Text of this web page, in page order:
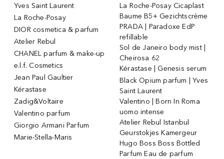
Yves Saint Laurent
La Roche-Posay
DIOR cosmetica & parfum
Atelier Rebul
CHANEL parfum & make-up
e.l.f. Cosmetics
Jean Paul Gaultier
Kérastase
Zadig&Voltaire
Valentino parfum
Giorgio Armani Parfum
Marie-Stella-Maris
La Roche-Posay Cicaplast
Baume B5+ Gezichtscrème
PRADA | Paradoxe EdP
refillable
Sol de Janeiro body mist |
Cheirosa 62
Kérastase | Genesis serum
Black Opium parfum | Yves
Saint Laurent
Valentino | Born In Roma
uomo intense
Atelier Rebul Istanbul
Geurstokjes Kamergeur
Hugo Boss Boss Bottled
Parfum Eau de parfum